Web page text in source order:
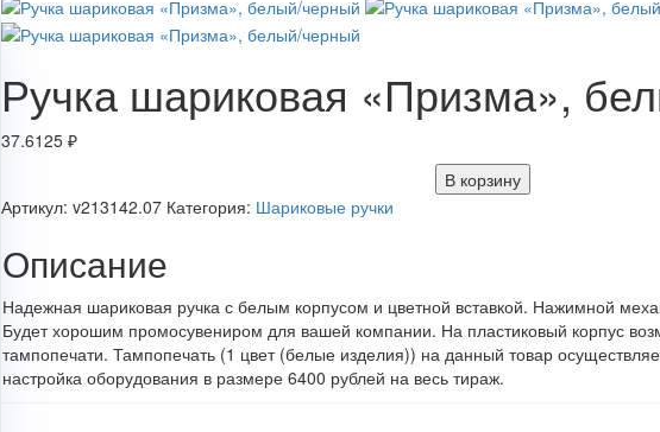
Ручка шариковая «Призма»,
37.6125 ₽
В корзину
Артикул: v213142.07 Категория: Шариковые ручки
Описание
Надежная шариковая ручка с белым корпусом и цветной вставкой. Нажимной
Будет хорошим промосувениром для вашей компании. На пластиковый корпус
тампопечати. Тампопечать (1 цвет (белые изделия)) на данный товар
настройка оборудования в размере 6400 рублей на весь тираж.